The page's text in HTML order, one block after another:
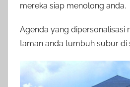
mereka siap menolong anda.
Agenda yang dipersonalisasi
taman anda tumbuh subur di